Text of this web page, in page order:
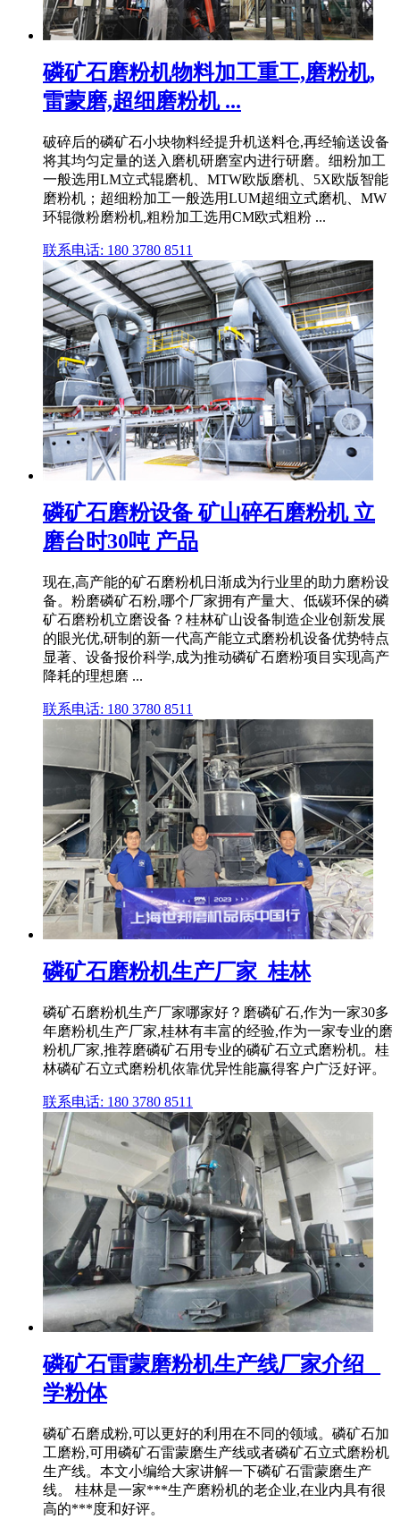
磷矿石磨粉机物料加工重工,磨粉机,
雷蒙磨,超细磨粉机 ...
破碎后的磷矿石小块物料经提升机送料仓,再经输送设备
将其均匀定量的送入磨机研磨室内进行研磨。细粉加工
一般选用LM立式辊磨机、MTW欧版磨机、5X欧版智能
磨粉机；超细粉加工一般选用LUM超细立式磨机、MW
环辊微粉磨粉机,粗粉加工选用CM欧式粗粉 ...
联系电话: 180 3780 8511
磷矿石磨粉设备 矿山碎石磨粉机 立
磨台时30吨 产品
现在,高产能的矿石磨粉机日渐成为行业里的助力磨粉设
备。粉磨磷矿石粉,哪个厂家拥有产量大、低碳环保的磷
矿石磨粉机立磨设备？桂林矿山设备制造企业创新发展
的眼光优,研制的新一代高产能立式磨粉机设备优势特点
显著、设备报价科学,成为推动磷矿石磨粉项目实现高产
降耗的理想磨 ...
联系电话: 180 3780 8511
磷矿石磨粉机生产厂家_桂林
磷矿石磨粉机生产厂家哪家好？磨磷矿石,作为一家30多
年磨粉机生产厂家,桂林有丰富的经验,作为一家专业的磨
粉机厂家,推荐磨磷矿石用专业的磷矿石立式磨粉机。桂
林磷矿石立式磨粉机依靠优异性能赢得客户广泛好评。
联系电话: 180 3780 8511
磷矿石雷蒙磨粉机生产线厂家介绍 _
学粉体
磷矿石磨成粉,可以更好的利用在不同的领域。磷矿石加
工磨粉,可用磷矿石雷蒙磨生产线或者磷矿石立式磨粉机
生产线。本文小编给大家讲解一下磷矿石雷蒙磨生产
线。 桂林是一家***生产磨粉机的老企业,在业内具有很
高的***度和好评。